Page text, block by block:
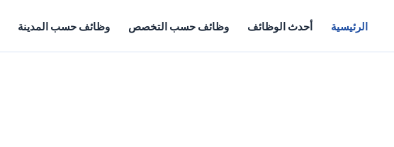
الرئيسية أحدث الوظائف وظائف حسب التخصص وظائف حسب المدينة